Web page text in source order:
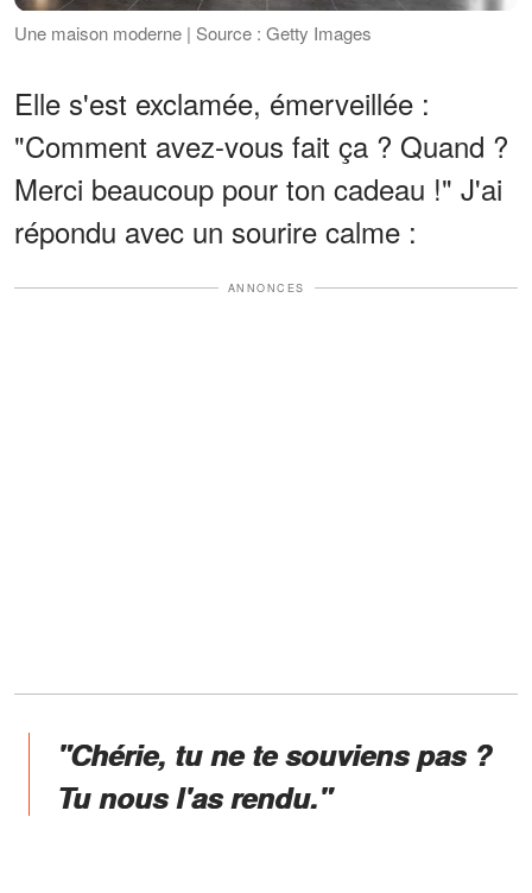
Une maison moderne | Source : Getty Images
Elle s'est exclamée, émerveillée :
"Comment avez-vous fait ça ? Quand ?
Merci beaucoup pour ton cadeau !" J'ai
répondu avec un sourire calme :
ANNONCES
"Chérie, tu ne te souviens pas ?
Tu nous l'as rendu."